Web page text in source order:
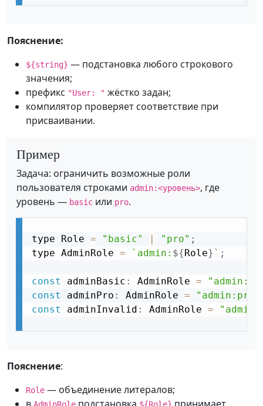
Пояснение:
${string} — подстановка любого строкового
значения;
префикс "User: " жёстко задан;
компилятор проверяет соответствие при
присваивании.
Пример
Задача: ограничить возможные роли
пользователя строками admin:<уровень>, где
уровень — basic или pro.
type Role = "basic" "pro" ;
type AdminRole = `admin: ${ Role} ` ;
const adminBasic : AdminRole =
const
adminPro : AdminRole = "admin:pro"
const
adminInvalid : AdminRole =
Пояснение:
Role — объединение литералов;